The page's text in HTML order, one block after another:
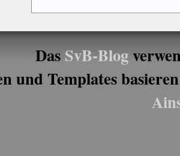
DasSvB-Blog
und Templates